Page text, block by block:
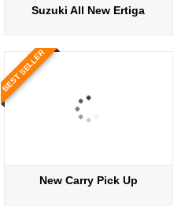
Suzuki All New Ertiga
BEST SELLER
New Carry Pick Up